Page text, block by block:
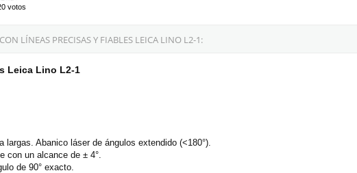
votos
LÍNEAS PRECISAS Y FIABLES LEICA LINO L2-1:
Leica Lino L2-1
largas. Abanico láser de ángulos extendido (<180°).
con un alcance de ± 4°.
de 90° exacto.